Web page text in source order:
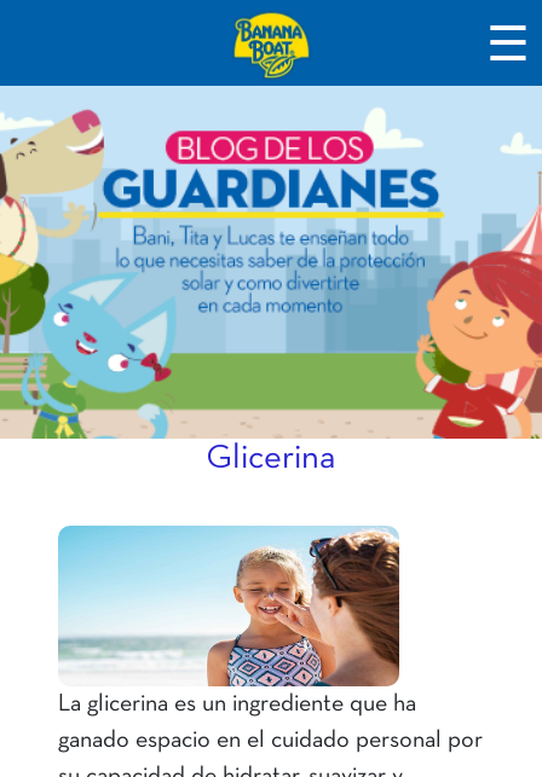
☰
Glicerina
La glicerina es un ingrediente que ha
ganado espacio en el cuidado personal por